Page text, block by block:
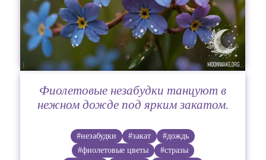
Фиолетовые незабудки танцуют в
нежном дожде под ярким закатом.
#незабудки #закат
#дождь
#фиолетовые цветы
#стразы